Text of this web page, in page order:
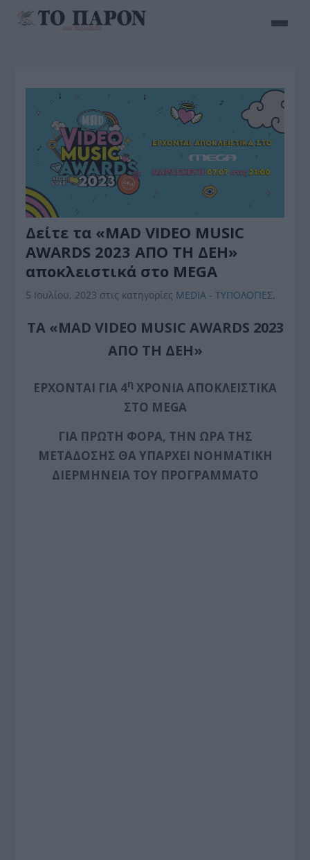
Δείτε τα «MAD VIDEO MUSIC
AWARDS 2023 ΑΠΟ ΤΗ ΔΕΗ»
αποκλειστικά στο MEGA
5 Ιουλίου, 2023 στις κατηγορίες MEDIA - ΤΥΠΟΛΟΓΙΕΣ,
ΤΑ «MAD VIDEO MUSIC AWARDS 2023
ΑΠΟ ΤΗ ΔΕΗ»
ΕΡΧΟΝΤΑΙ ΓΙΑ 4η ΧΡΟΝΙΑ ΑΠΟΚΛΕΙΣΤΙΚΑ
ΣΤΟ MEGA
ΓΙΑ ΠΡΩΤΗ ΦΟΡΑ, ΤΗΝ ΩΡΑ ΤΗΣ
ΜΕΤΑΔΟΣΗΣ ΘΑ ΥΠΑΡΧΕΙ ΝΟΗΜΑΤΙΚΗ
ΔΙΕΡΜΗΝΕΙΑ ΤΟΥ ΠΡΟΓΡΑΜΜΑΤΟ